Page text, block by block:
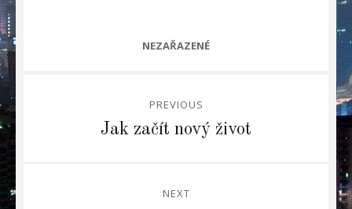
CATEGORIES
NEZAŘAZENÉ
PREVIOUS
Jak začít nový život
NEXT